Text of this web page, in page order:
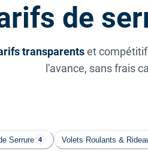
de
transparentset
l'avance, sans frais
Serrure 4 Volets Roulants &